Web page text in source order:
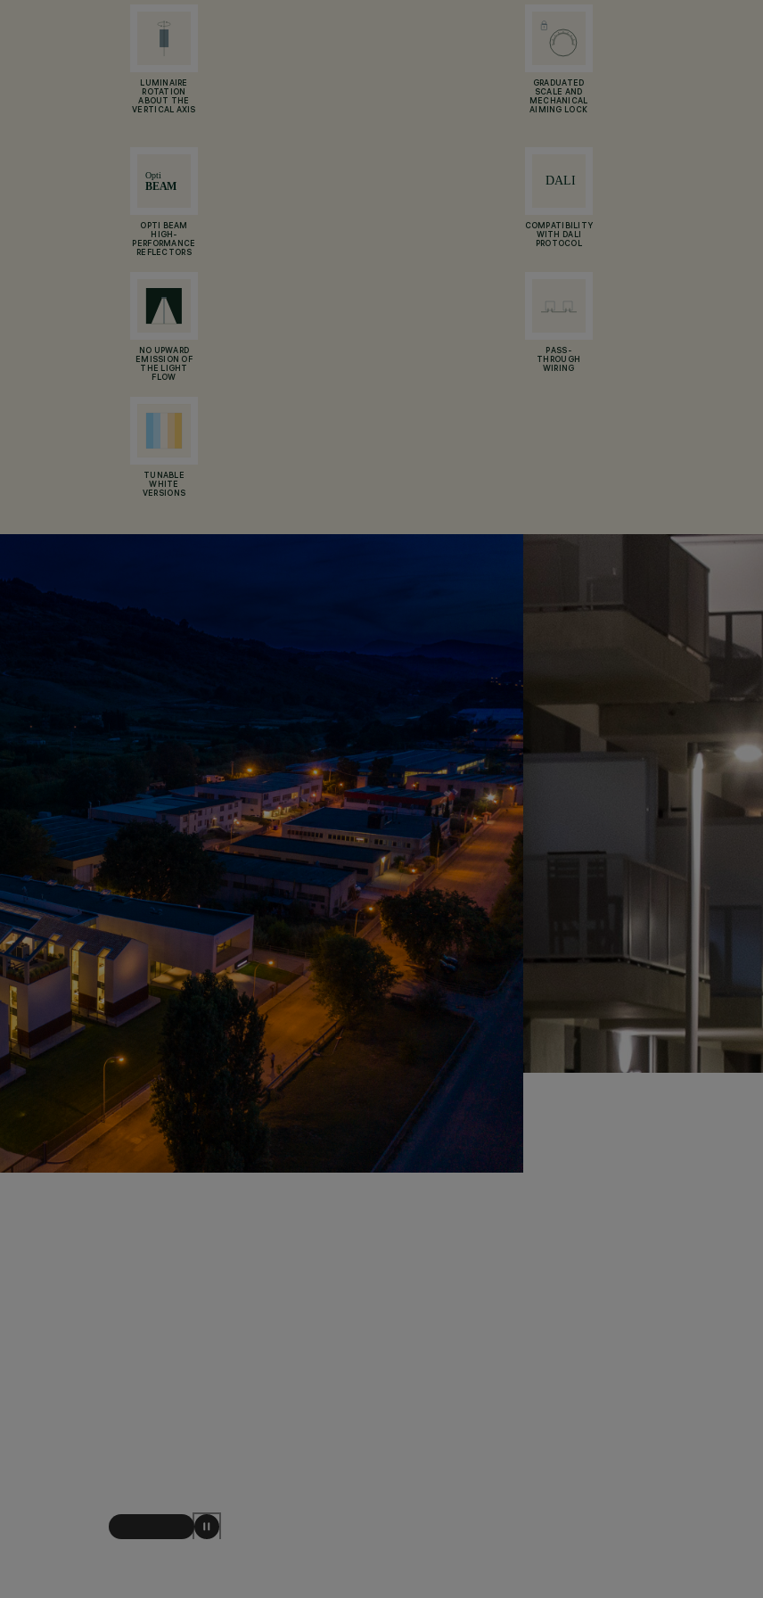
LUMINAIRE
ROTATION
ABOUT THE
VERTICAL AXIS
GRADUATED
SCALE AND
MECHANICAL
AIMING LOCK
OPTI BEAM
HIGH-
PERFORMANCE
REFLECTORS
COMPATIBILITY
WITH DALI
PROTOCOL
NO UPWARD
EMISSION OF
THE LIGHT
FLOW
PASS-
THROUGH
WIRING
TUNABLE
WHITE
VERSIONS